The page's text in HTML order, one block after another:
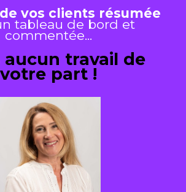
vos clients résumée
tableau de bord et
commentée...
aucun travail de
votre part !